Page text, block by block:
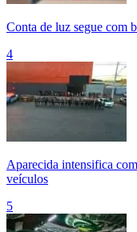
Conta de luz segue com
4
Aparecida intensifica
veículos
5